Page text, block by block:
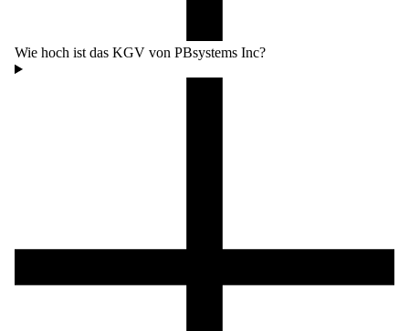
Wie hoch ist das KGV von PBsystems Inc?